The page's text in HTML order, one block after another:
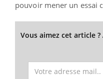
pouvoir mener un essai
Vous aimez cet article